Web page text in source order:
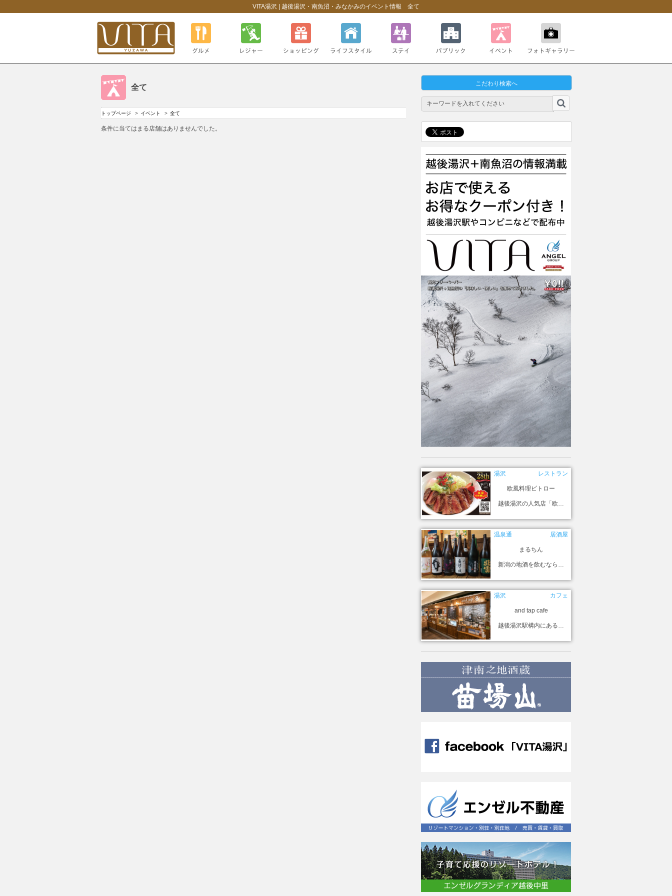
VITA湯沢 | 越後湯沢・南魚沼・みなかみのイベント情報 全て
全て
トップページ イベント 全て
条件に当てはまる店舗はありませんでした。
こだわり検索へ
湯沢 レストラン
欧風料理ビトロー
越後湯沢の人気店「欧…
温泉通 居酒屋
まるちん
新潟の地酒を飲むなら…
湯沢 カフェ
and tap cafe
越後湯沢駅構内にある…